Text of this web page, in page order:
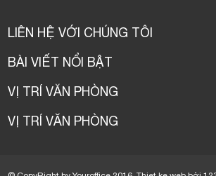
LIÊN HỆ VỚI CHÚNG TÔI
BÀI VIẾT NỔI BẬT
VỊ TRÍ VĂN PHÒNG
VỊ TRÍ VĂN PHÒNG
© CopyRight by Youroffice 2016.Thiet ke webbởi